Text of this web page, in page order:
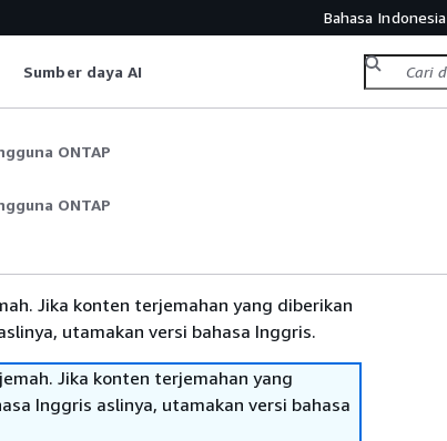
Bahasa Indonesia
Sumber daya AI
ONTAP
ONTAP
Jika konten terjemahan yang diberikan
utamakan versi bahasa Inggris.
Jika konten terjemahan yang
Inggris aslinya, utamakan versi bahasa